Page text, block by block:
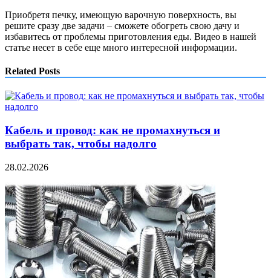
Приобретя печку, имеющую варочную поверхность, вы
решите сразу две задачи – сможете обогреть свою дачу и
избавитесь от проблемы приготовления еды. Видео в нашей
статье несет в себе еще много интересной информации.
Related Posts
Кабель и провод: как не промахнуться и
выбрать так, чтобы надолго
28.02.2026